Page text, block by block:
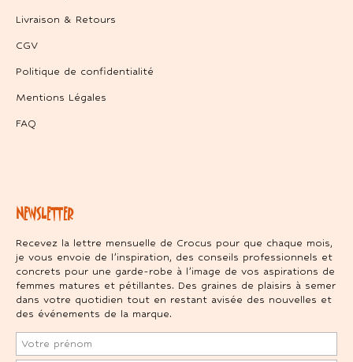
Livraison & Retours
CGV
Politique de confidentialité
Mentions Légales
FAQ
NEWSLETTER
Recevez la lettre mensuelle de Crocus pour que chaque mois,
je vous envoie de l’inspiration, des conseils professionnels et
concrets pour une garde-robe à l’image de vos aspirations de
femmes matures et pétillantes. Des graines de plaisirs à semer
dans votre quotidien tout en restant avisée des nouvelles et
des événements de la marque.